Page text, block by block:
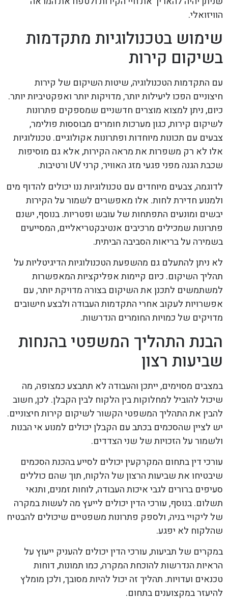
הוויזואלי.
שימוש בטכנולוגיות מתקדמות
בשיקום קירות
עם התקדמות הטכנולוגיה, שיטות השיקום של קירות
חיצוניים הפכו ליעילות יותר, מדויקות יותר ואפקטיביות יותר.
כיום, ניתן למצוא מוצרים חדשניים שמספקים פתרונות
לשיקום קירות, כגון מערכות חומרים מבוססות פולימר,
צבעים עם תכונות מיוחדות ופתרונות אקולוגיים. טכנולוגיות
אלו לא רק משפרות את מראה הקירות, אלא גם מוסיפות
שכבת הגנה מפני פגעי מזג האוויר, קרני UV ורטיבות.
לדוגמה, צבעים מיוחדים עם טכנולוגיות ננו יכולים להדוף מים
ולמנוע חדירת לחות. אלו מאפשרים לשמור על הקירות
יבשים ומונעים התפתחות של עובש ופטריות. בנוסף, ישנם
פתרונות שמכילים מרכיבים אנטיבקטריאליים, המסייעים
בשמירה על בריאות הסביבה הביתית.
לא ניתן להתעלם גם מהשפעת הטכנולוגיות הדיגיטליות על
תהליך השיקום. כיום קיימות אפליקציות המאפשרות
למשתמשים לתכנן את השיקום בצורה מדויקת יותר, עם
אפשרויות לעקוב אחרי התקדמות העבודה ולבצע חישובים
מדויקים של כמויות החומרים הנדרשות.
הבנת התהליך המשפטי בהנחות
שביעות רצון
במצבים מסוימים, ייתכן והעבודה לא תתבצע כמצופה, מה
שיכול להוביל למחלוקות בין הלקוח לבין הקבלן. לכן, חשוב
להבין את התהליך המשפטי הקשור לשיקום קירות חיצוניים.
יש לציין שהסכמים בכתב עם הקבלן יכולים למנוע אי הבנות
ולשמור על הזכויות של שני הצדדים.
עורכי דין בתחום המקרקעין יכולים לסייע בהכנת הסכמים
שיבטיחו את שביעות הרצון של הלקוח, תוך שהם כוללים
סעיפים ברורים לגבי איכות העבודה, לוחות זמנים, ותנאי
תשלום. בנוסף, עורכי הדין יכולים לייעץ מה לעשות במקרה
של ליקויי בניה, ולספק פתרונות משפטיים שיכולים להבטיח
שהלקוח לא יפגע.
במקרים של תביעות, עורכי הדין יכולים להעניק ייעוץ על
הראיות הנדרשות להוכחת המקרה, כמו תמונות, דוחות
טכנאים ועדויות. תהליך זה יכול להיות מסובך, ולכן מומלץ
להיעזר במקצוענים בתחום.